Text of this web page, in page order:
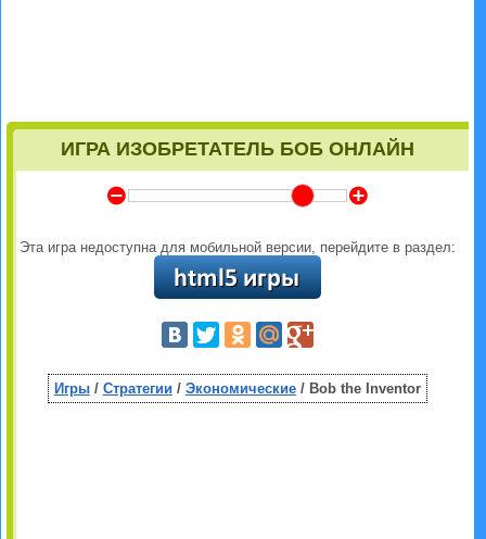
ИГРА ИЗОБРЕТАТЕЛЬ БОБ ОНЛАЙН
Y Z
Эта игра недоступна для мобильной версии, перейдите в раздел:
Игры/ Стратегии / Экономические/ Bob the Inventor